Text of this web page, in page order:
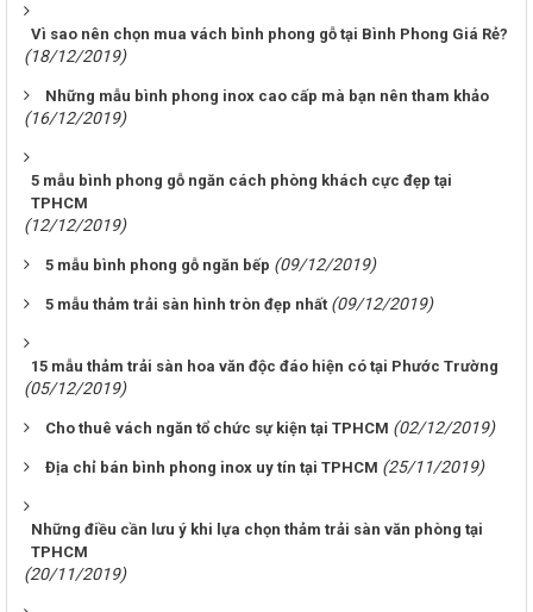
Vì sao nên chọn mua vách bình phong gỗ tại Bình Phong Giá Rẻ?
(18/12/2019)
Những mẫu bình phong inox cao cấp mà bạn nên tham khảo
(16/12/2019)
5 mẫu bình phong gỗ ngăn cách phòng khách cực đẹp tại
TPHCM
(12/12/2019)
5 mẫu bình phong gỗ ngăn bếp (09/12/2019)
5 mẫu thảm trải sàn hình tròn đẹp nhất (09/12/2019)
15 mẫu thảm trải sàn hoa văn độc đáo hiện có tại Phước Trường
(05/12/2019)
Cho thuê vách ngăn tổ chức sự kiện tại TPHCM (02/12/2019)
Địa chỉ bán bình phong inox uy tín tại TPHCM (25/11/2019)
Những điều cần lưu ý khi lựa chọn thảm trải sàn văn phòng tại
TPHCM
(20/11/2019)